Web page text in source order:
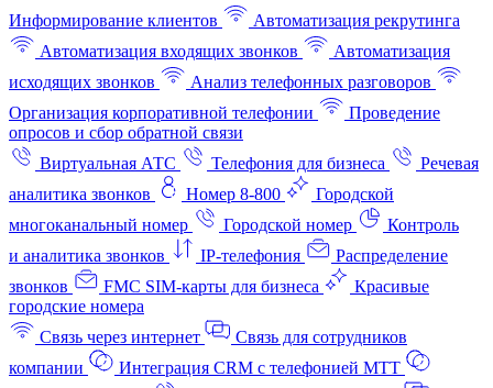
Информирование клиентов
Автоматизация рекрутинга
Автоматизация входящих звонков
Автоматизация
исходящих звонков
Анализ телефонных разговоров
Организация корпоративной телефонии
Проведение
опросов и сбор обратной связи
Виртуальная АТС
Телефония для бизнеса
Речевая
аналитика звонков
Номер 8-800
Городской
многоканальный номер
Городской номер
Контроль
и аналитика звонков
IP-телефония
Распределение
звонков
FMC SIM-карты для бизнеса
Красивые
городские номера
Связь через интернет
Связь для сотрудников
компании
Интеграция CRM с телефонией МТТ